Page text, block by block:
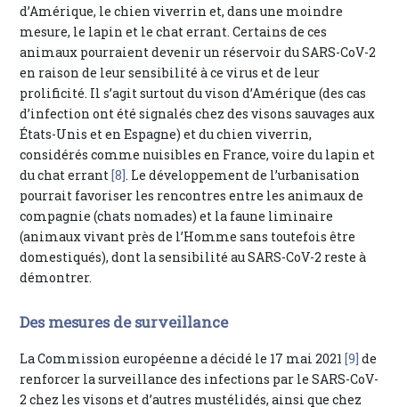
d’Amérique, le chien viverrin et, dans une moindre
mesure, le lapin et le chat errant. Certains de ces
animaux pourraient devenir un réservoir du SARS-CoV-2
en raison de leur sensibilité à ce virus et de leur
prolificité. Il s’agit surtout du vison d’Amérique (des cas
d’infection ont été signalés chez des visons sauvages aux
États-Unis et en Espagne) et du chien viverrin,
considérés comme nuisibles en France, voire du lapin et
du chat errant[8]. Le développement de l’urbanisation
pourrait favoriser les rencontres entre les animaux de
compagnie (chats nomades) et la faune liminaire
(animaux vivant près de l’Homme sans toutefois être
domestiqués), dont la sensibilité au SARS-CoV-2 reste à
démontrer.
Des mesures de surveillance
La Commission européenne a décidé le 17 mai 2021[9] de
renforcer la surveillance des infections par le SARS-CoV-
2 chez les visons et d’autres mustélidés, ainsi que chez